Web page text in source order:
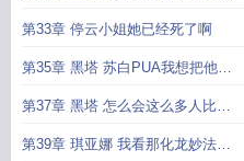
们
第33章 停云小姐她已经死了啊
第35章 黑塔 苏白PUA我想把他吊
路灯
第37章 黑塔 怎么会这么多人比重
币为零啊
第39章 琪亚娜 我看那化龙妙法也